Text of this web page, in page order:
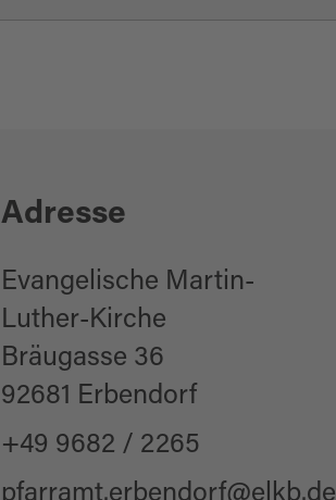
Adresse
Evangelische Martin-
Luther-Kirche
Bräugasse 36
92681 Erbendorf
+49 9682 / 2265